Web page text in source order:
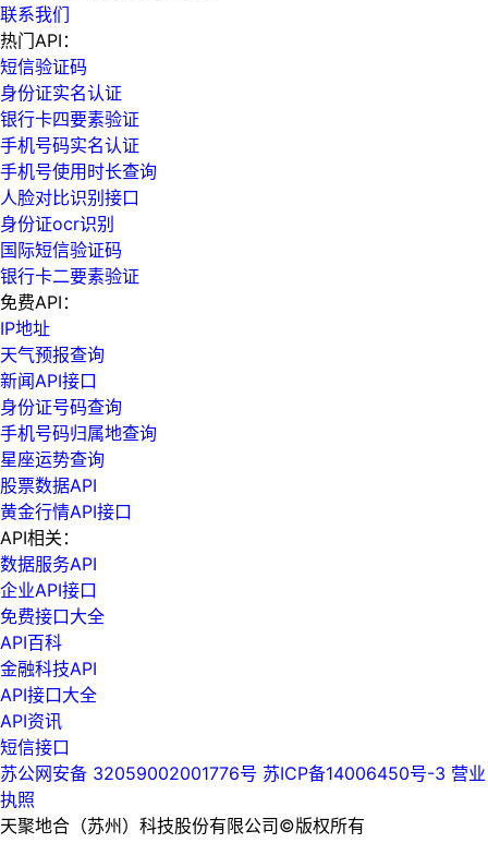
联系我们
热门API：
短信验证码
身份证实名认证
银行卡四要素验证
手机号码实名认证
手机号使用时长查询
人脸对比识别接口
身份证ocr识别
国际短信验证码
银行卡二要素验证
免费API：
IP地址
天气预报查询
新闻API接口
身份证号码查询
手机号码归属地查询
星座运势查询
股票数据API
黄金行情API接口
API相关：
数据服务API
企业API接口
免费接口大全
API百科
金融科技API
API接口大全
API资讯
短信接口
苏公网安备 32059002001776号 苏ICP备14006450号-3 营业
执照
天聚地合（苏州）科技股份有限公司©版权所有